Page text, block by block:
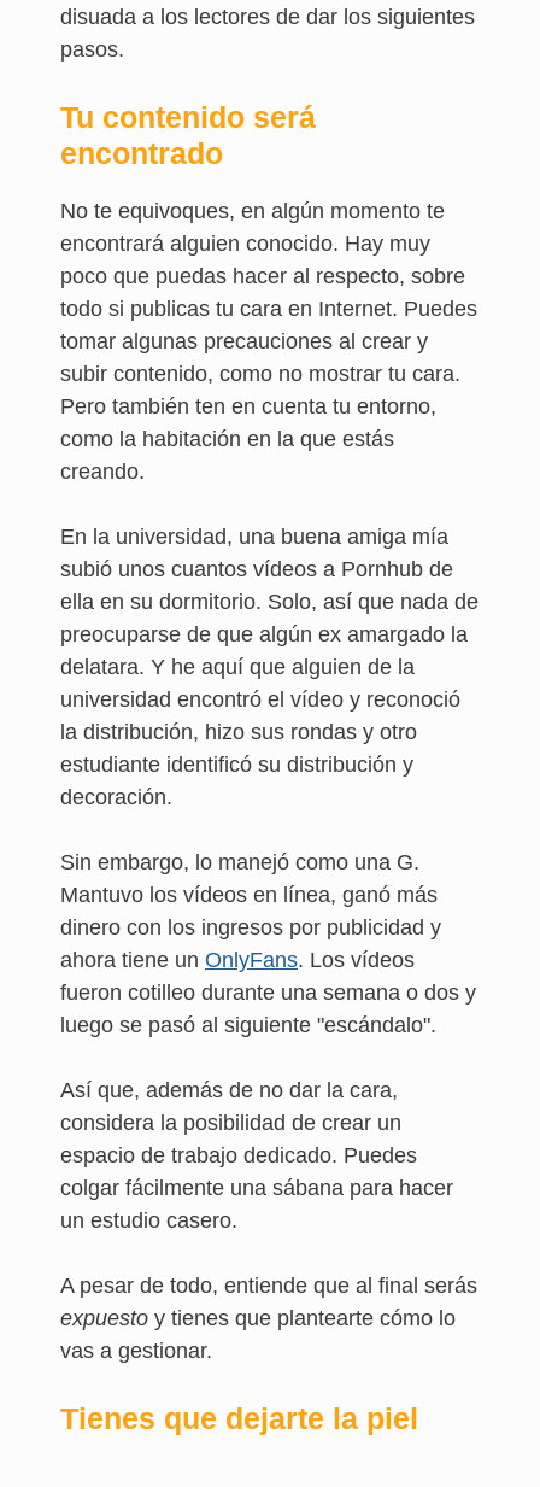
disuada a los lectores de dar los siguientes
pasos.
Tu contenido será
encontrado
No te equivoques, en algún momento te
encontrará alguien conocido. Hay muy
poco que puedas hacer al respecto, sobre
todo si publicas tu cara en Internet. Puedes
tomar algunas precauciones al crear y
subir contenido, como no mostrar tu cara.
Pero también ten en cuenta tu entorno,
como la habitación en la que estás
creando.
En la universidad, una buena amiga mía
subió unos cuantos vídeos a Pornhub de
ella en su dormitorio. Solo, así que nada de
preocuparse de que algún ex amargado la
delatara. Y he aquí que alguien de la
universidad encontró el vídeo y reconoció
la distribución, hizo sus rondas y otro
estudiante identificó su distribución y
decoración.
Sin embargo, lo manejó como una G.
Mantuvo los vídeos en línea, ganó más
dinero con los ingresos por publicidad y
ahora tiene un OnlyFans. Los vídeos
fueron cotilleo durante una semana o dos y
luego se pasó al siguiente "escándalo".
Así que, además de no dar la cara,
considera la posibilidad de crear un
espacio de trabajo dedicado. Puedes
colgar fácilmente una sábana para hacer
un estudio casero.
A pesar de todo, entiende que al final serás
expuesto y tienes que plantearte cómo lo
vas a gestionar.
Tienes que dejarte la piel